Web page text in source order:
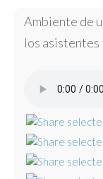
Ambiente de
los asistentes